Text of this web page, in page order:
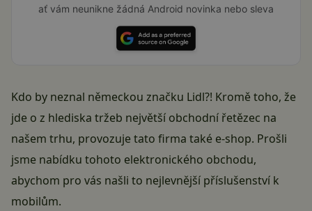
ať vám neunikne žádná Android novinka nebo sleva
Kdo by neznal německou značku Lidl?! Kromě toho, že
jde o z hlediska tržeb největší obchodní řetězec na
našem trhu, provozuje tato firma také e-shop. Prošli
jsme nabídku tohoto elektronického obchodu,
abychom pro vás našli to nejlevnější příslušenství k
mobilům.